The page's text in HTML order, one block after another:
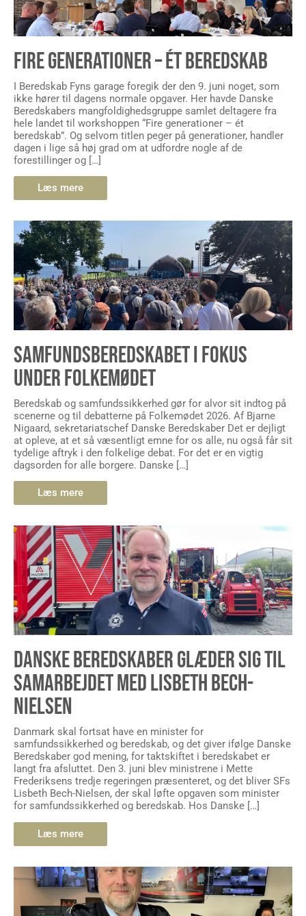
FIRE GENERATIONER – ÉT BEREDSKAB
I Beredskab Fyns garage foregik der den 9. juni noget, som
ikke hører til dagens normale opgaver. Her havde Danske
Beredskabers mangfoldighedsgruppe samlet deltagere fra
hele landet til workshoppen “Fire generationer – ét
beredskab”. Og selvom titlen peger på generationer, handler
dagen i lige så høj grad om at udfordre nogle af de
forestillinger og […]
Læs mere
SAMFUNDSBEREDSKABET I FOKUS
UNDER FOLKEMØDET
Beredskab og samfundssikkerhed gør for alvor sit indtog på
scenerne og til debatterne på Folkemødet 2026. Af Bjarne
Nigaard, sekretariatschef Danske Beredskaber Det er dejligt
at opleve, at et så væsentligt emne for os alle, nu også får sit
tydelige aftryk i den folkelige debat. For det er en vigtig
dagsorden for alle borgere. Danske […]
Læs mere
DANSKE BEREDSKABER GLÆDER SIG TIL
SAMARBEJDET MED LISBETH BECH-
NIELSEN
Danmark skal fortsat have en minister for
samfundssikkerhed og beredskab, og det giver ifølge Danske
Beredskaber god mening, for taktskiftet i beredskabet er
langt fra afsluttet. Den 3. juni blev ministrene i Mette
Frederiksens tredje regeringen præsenteret, og det bliver SFs
Lisbeth Bech-Nielsen, der skal løfte opgaven som minister
for samfundssikkerhed og beredskab. Hos Danske […]
Læs mere